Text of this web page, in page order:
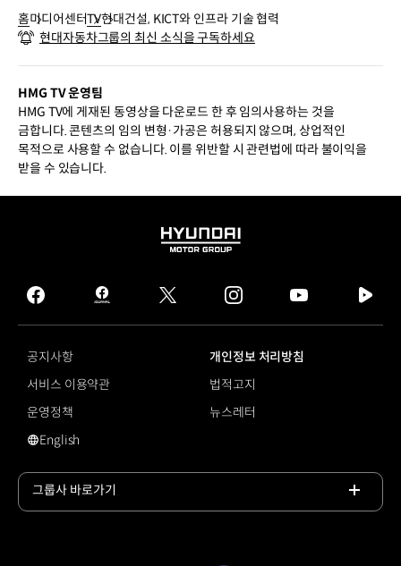
홈미디어센터TV현대건설, KICT와 인프라 기술 협력
현대자동차그룹의 최신 소식을 구독하세요
HMG TV 운영팀
HMG TV에 게재된 동영상을 다운로드 한 후 임의사용하는 것을
금합니다. 콘텐츠의 임의 변형·가공은 허용되지 않으며, 상업적인
목적으로 사용할 수 없습니다. 이를 위반할 시 관련법에 따라 불이익을
받을 수 있습니다.
HYUNDAI
GROUP
facebook
hmg
journal
twitter instagram
tv
공지사항
개인정보 처리방침
서비스 이용약관
법적고지
운영정책
뉴스레터
영문 사이트로 이동
English
그룹사 바로가기